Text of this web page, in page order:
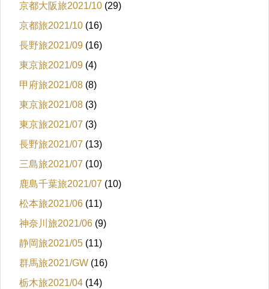
京都大阪旅2021/10 (29)
京都旅2021/10 (16)
長野旅2021/09 (16)
東京旅2021/09 (4)
甲府旅2021/08 (8)
東京旅2021/08 (3)
東京旅2021/07 (3)
長野旅2021/07 (13)
三島旅2021/07 (10)
鹿島千葉旅2021/07 (10)
松本旅2021/06 (11)
神奈川旅2021/06 (9)
静岡旅2021/05 (11)
群馬旅2021/GW (16)
栃木旅2021/04 (14)